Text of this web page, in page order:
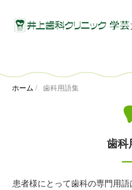
ホーム / 歯科用語集
歯科
患者様にとって歯科の専門用